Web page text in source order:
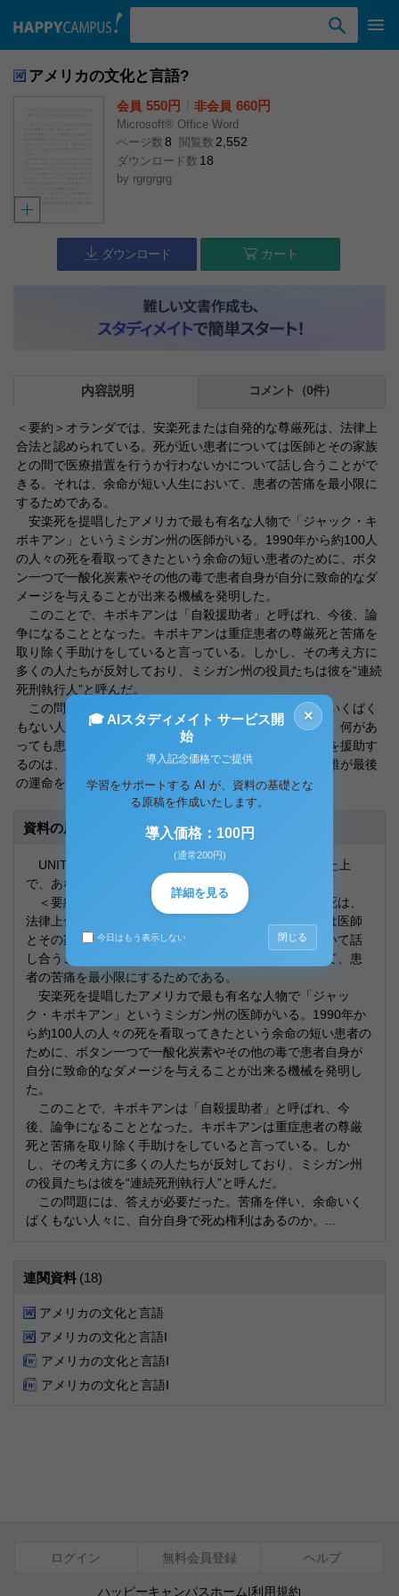
アメリカの文化と言語?
会員 550円 非会員 660円
Microsoft® Office Word
ページ数 8 閲覧数 2,552
ダウンロード数 18
by rgrgrgrg
ダウンロード カート
内容説明 コメント（0件）
＜要約＞オランダでは、安楽死または自発的な尊厳死は、法律上
合法と認められている。死が近い患者については医師とその家族
との間で医療措置を行うか行わないかについて話し合うことがで
きる。それは、余命が短い人生において、患者の苦痛を最小限に
するためである。
安楽死を提唱したアメリカで最も有名な人物で「ジャック・キ
ボキアン」というミシガン州の医師がいる。1990年から約100人
の人々の死を看取ってきたという余命の短い患者のために、ボタ
ン一つで一酸化炭素やその他の毒で患者自身が自分に致命的なダ
メージを与えることが出来る機械を発明した。
このことで、キボキアンは「自殺援助者」と呼ばれ、今後、論
争になることとなった。キボキアンは重症患者の尊厳死と苦痛を
取り除く手助けをしていると言っている。しかし、その考え方に
多くの人たちが反対しており、ミシガン州の役員たちは彼を“連続
死刑執行人”と呼んだ。
この問題には、答えが必要だった。苦痛を伴い、余命いくばく
もない人々に、自分自身で死ぬ権利はあるのか。医師は、何があ
っても患者を支えるものである。そのような彼らが自殺を援助す
るのは、論理的なものなのか。医師、患者、その家族、誰が最後
の運命を決めるのか。
資料の原本内容
UNIT7「Dr.Jack Kevorkian」につて日本語で要約した上
で、あなたの考えを述べなさい。
＜要約＞オランダでは、安楽死または自発的な尊厳死は、
法律上合法と認められている。死が近い患者については医師
とその家族との間で医療措置を行うか行わないかについて話
し合うことができる。それは、余命が短い人生において、患
者の苦痛を最小限にするためである。
安楽死を提唱したアメリカで最も有名な人物で「ジャッ
ク・キボキアン」というミシガン州の医師がいる。1990年か
ら約100人の人々の死を看取ってきたという余命の短い患者の
ために、ボタン一つで一酸化炭素やその他の毒で患者自身が
自分に致命的なダメージを与えることが出来る機械を発明し
た。
このことで、キボキアンは「自殺援助者」と呼ばれ、今
後、論争になることとなった。キボキアンは重症患者の尊厳
死と苦痛を取り除く手助けをしていると言っている。しか
し、その考え方に多くの人たちが反対しており、ミシガン州
の役員たちは彼を“連続死刑執行人”と呼んだ。
この問題には、答えが必要だった。苦痛を伴い、余命いく
ばくもない人々に、自分自身で死ぬ権利はあるのか。...
連関資料 (18)
アメリカの文化と言語
アメリカの文化と言語Ⅰ
アメリカの文化と言語Ⅰ
アメリカの文化と言語Ⅰ
ログイン 無料会員登録 ヘルプ
ハッピーキャンパスホーム|利用規約
×
🎓 AIスタディメイト サービス開
始
導入記念価格でご提供
学習をサポートする AI が、資料の基礎とな
る原稿を作成いたします。
導入価格：100円
(通常200円)
詳細を見る
今日はもう表示しない 閉じる